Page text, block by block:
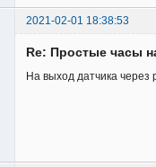
2021-02-01 18:38:53
Re: Простые часы
На выход датчика через